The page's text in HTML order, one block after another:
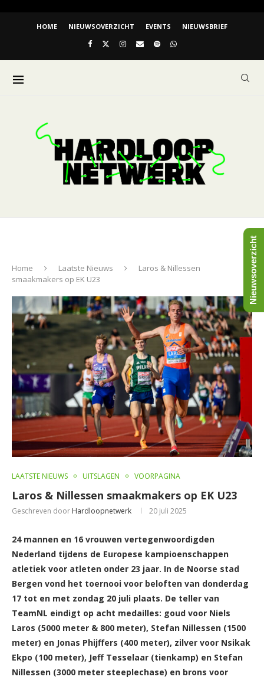
HOME NIEUWSOVERZICHT EVENTS NIEUWSBRIEF
Home Laatste Nieuws
Laros & Nillessen
smaakmakers op EK U23
LAATSTE NIEUWS UITSLAGEN VOORPAGINA
Laros & Nillessen smaakmakers op EK U23
Geschreven door Hardloopnetwerk 20 juli 2025
24 mannen en 16 vrouwen vertegenwoordigden
Nederland tijdens de Europese kampioenschappen
atletiek voor atleten onder 23 jaar. In de Noorse stad
Bergen vond het toernooi voor beloften van donderdag
17 tot en met zondag 20 juli plaats. De teller van
TeamNL eindigt op acht medailles: goud voor Niels
Laros (5000 meter & 800 meter), Stefan Nillessen (1500
meter) en Jonas Phijffers (400 meter), zilver voor Nsikak
Ekpo (100 meter), Jeff Tesselaar (tienkamp) en Stefan
Nillessen (3000 meter steeplechase) en brons voor
Nieuwsoverzicht